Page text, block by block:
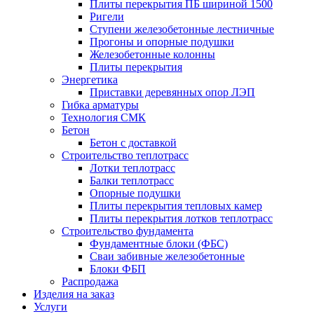
Плиты перекрытия ПБ шириной 1500
Ригели
Ступени железобетонные лестничные
Прогоны и опорные подушки
Железобетонные колонны
Плиты перекрытия
Энергетика
Приставки деревянных опор ЛЭП
Гибка арматуры
Технология СМК
Бетон
Бетон с доставкой
Строительство теплотрасс
Лотки теплотрасс
Балки теплотрасс
Опорные подушки
Плиты перекрытия тепловых камер
Плиты перекрытия лотков теплотрасс
Строительство фундамента
Фундаментные блоки (ФБС)
Сваи забивные железобетонные
Блоки ФБП
Распродажа
Изделия на заказ
Услуги